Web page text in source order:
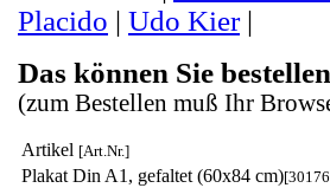
Placido | Udo Kier|
Das können Sie
(zum Bestellen muß Ihr
Artikel [Art.Nr.]
Plakat Din A1, gefaltet (60x84 cm)